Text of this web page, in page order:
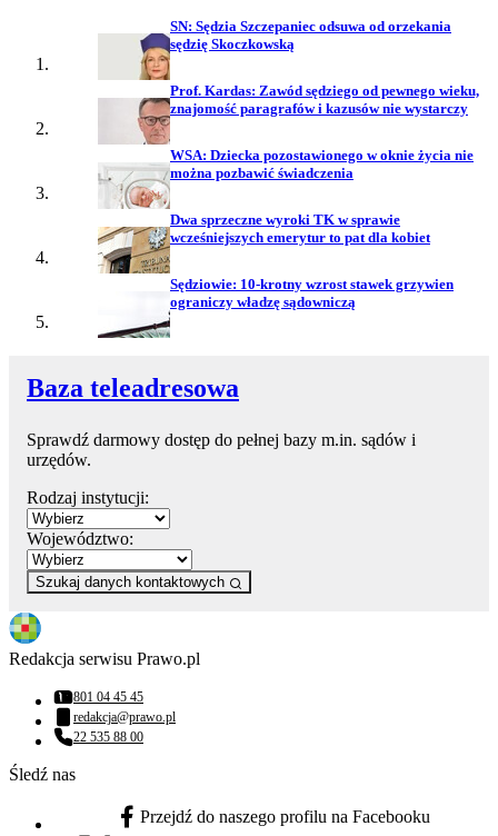
SN: Sędzia Szczepaniec odsuwa od orzekania
sędzię Skoczkowską
Prof. Kardas: Zawód sędziego od pewnego wieku,
znajomość paragrafów i kazusów nie wystarczy
WSA: Dziecka pozostawionego w oknie życia nie
można pozbawić świadczenia
Dwa sprzeczne wyroki TK w sprawie
wcześniejszych emerytur to pat dla kobiet
Sędziowie: 10-krotny wzrost stawek grzywien
ograniczy władzę sądowniczą
Baza teleadresowa
Sprawdź darmowy dostęp do pełnej bazy m.in. sądów i
urzędów.
Rodzaj instytucji:
Województwo:
Szukaj danych kontaktowych
Redakcja serwisu Prawo.pl
Numer telefonu:
801 04 45 45
Adres email:
redakcja@prawo.pl
Numer telefonu:
22 535 88 00
Śledź nas
facebook - otwiera się w nowej karcie
Przejdź do naszego profilu na Facebooku